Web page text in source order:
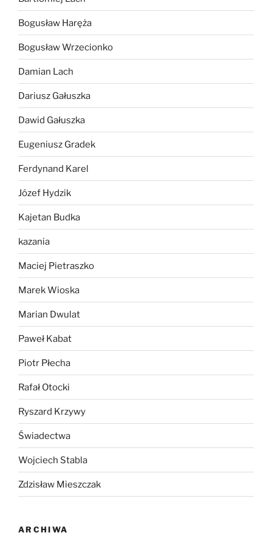
Bogusław Haręża
Bogusław Wrzecionko
Damian Lach
Dariusz Gałuszka
Dawid Gałuszka
Eugeniusz Gradek
Ferdynand Karel
Józef Hydzik
Kajetan Budka
kazania
Maciej Pietraszko
Marek Wioska
Marian Dwulat
Paweł Kabat
Piotr Płecha
Rafał Otocki
Ryszard Krzywy
Świadectwa
Wojciech Stabla
Zdzisław Mieszczak
ARCHIWA